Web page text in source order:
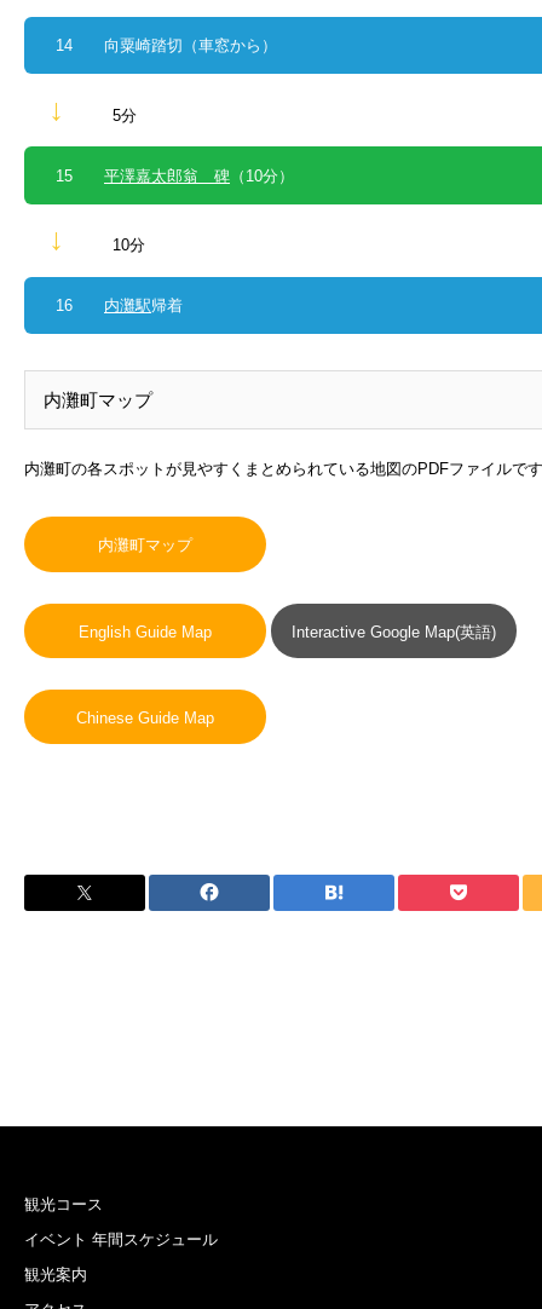
14 向粟崎踏切（車窓から）
↓ 5分
15 平澤嘉太郎翁 碑 （10分）
↓ 10分
16 内灘駅帰着
内灘町マップ
内灘町の各スポットが見やすくまとめられている地図のPDFファイルで
内灘町マップ
English Guide Map Interactive Google Map(英語)
Chinese Guide Map
観光コース
イベント 年間スケジュール
観光案内